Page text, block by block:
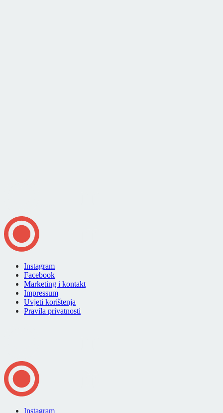
Instagram
Facebook
Marketing i kontakt
Impressum
Uvjeti korištenja
Pravila privatnosti
Instagram